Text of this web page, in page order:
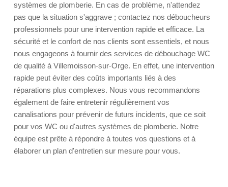
systèmes de plomberie. En cas de problème, n'attendez
pas que la situation s'aggrave ; contactez nos déboucheurs
professionnels pour une intervention rapide et efficace. La
sécurité et le confort de nos clients sont essentiels, et nous
nous engageons à fournir des services de débouchage WC
de qualité à Villemoisson-sur-Orge. En effet, une intervention
rapide peut éviter des coûts importants liés à des
réparations plus complexes. Nous vous recommandons
également de faire entretenir régulièrement vos
canalisations pour prévenir de futurs incidents, que ce soit
pour vos WC ou d'autres systèmes de plomberie. Notre
équipe est prête à répondre à toutes vos questions et à
élaborer un plan d'entretien sur mesure pour vous.